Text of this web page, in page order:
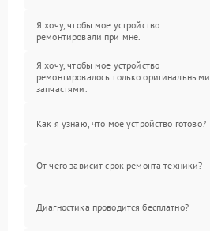
Я хочу, чтобы мое устройство
ремонтировали при мне.
Я хочу, чтобы мое устройство
ремонтировалось только оригинальными
запчастями.
Как я узнаю, что мое устройство готово?
От чего зависит срок ремонта техники?
Диагностика проводится бесплатно?